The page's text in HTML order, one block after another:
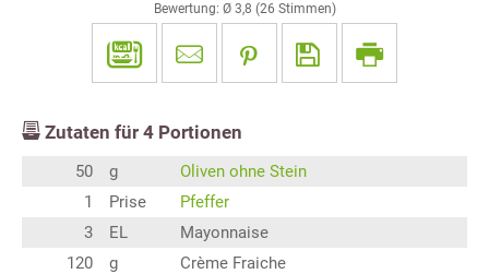
Bewertung: Ø 3,8 (26 Stimmen)
Zutaten für 4 Portionen
50 g
Oliven ohne Stein
1
Prise
Pfeffer
3
EL
Mayonnaise
120
g
Crème Fraiche